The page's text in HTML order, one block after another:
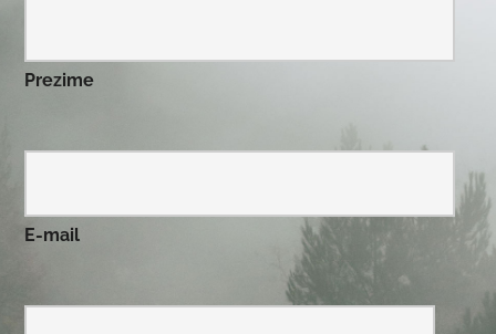
Prezime
E-mail